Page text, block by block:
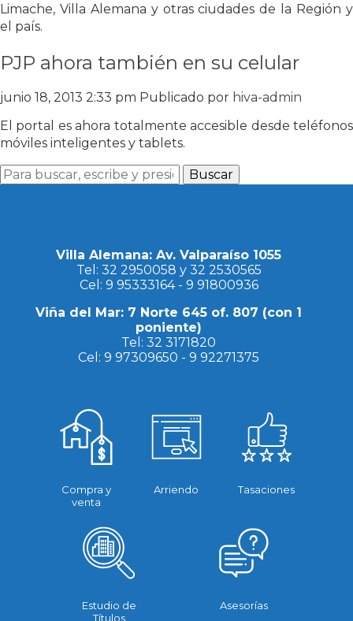
Limache, Villa Alemana y otras ciudades de la Región y
el país.
PJP ahora también en su celular
junio 18, 2013 2:33 pm Publicado por hiva-admin
El portal es ahora totalmente accesible desde teléfonos
móviles inteligentes y tablets.
Buscar
Villa Alemana: Av. Valparaíso 1055
Tel: 32 2950058 y 32 2530565
Cel: 9 95333164- 9 91800936
Viña del Mar: 7 Norte 645 of. 807 (con 1
poniente)
Tel:32 3171820
Cel:9 97309650 -9 92271375
Compra y
venta
Arriendo Tasaciones
Estudio de
Títulos
Asesorías